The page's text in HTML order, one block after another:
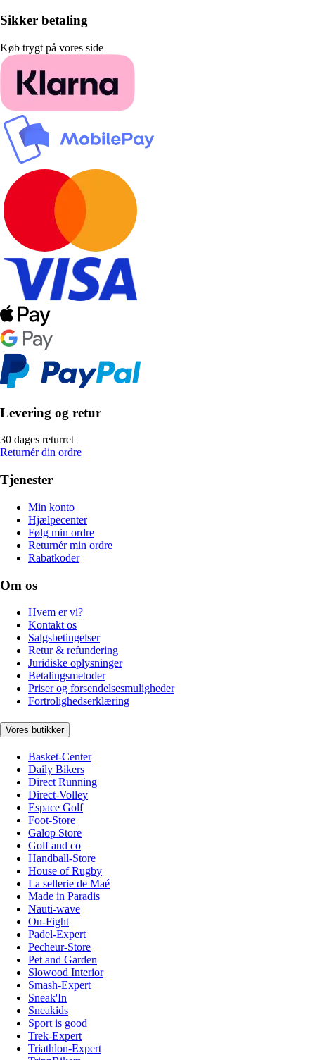
Sikker betaling
Køb trygt på vores side
Levering og retur
30 dages returret
Returnér din ordre
Tjenester
Min konto
Hjælpecenter
Følg min ordre
Returnér min ordre
Rabatkoder
Om os
Hvem er vi?
Kontakt os
Salgsbetingelser
Retur & refundering
Juridiske oplysninger
Betalingsmetoder
Priser og forsendelsesmuligheder
Fortrolighedserklæring
Vores butikker
Basket-Center
Daily Bikers
Direct Running
Direct-Volley
Espace Golf
Foot-Store
Galop Store
Golf and co
Handball-Store
House of Rugby
La sellerie de Maé
Made in Paradis
Nauti-wave
On-Fight
Padel-Expert
Pecheur-Store
Pet and Garden
Slowood Interior
Smash-Expert
Sneak'In
Sneakids
Sport is good
Trek-Expert
Triathlon-Expert